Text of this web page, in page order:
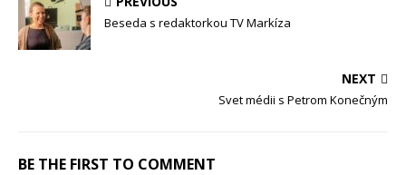
Beseda s redaktorkou TV Markíza
NEXT
Svet médii s Petrom Konečným
BE THE FIRST TO COMMENT